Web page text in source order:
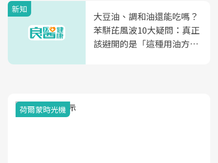
新知
大豆油、調和油還能吃嗎？
苯駢芘風波10大疑問：真正
該避開的是「這種用油方
荷爾蒙時光機